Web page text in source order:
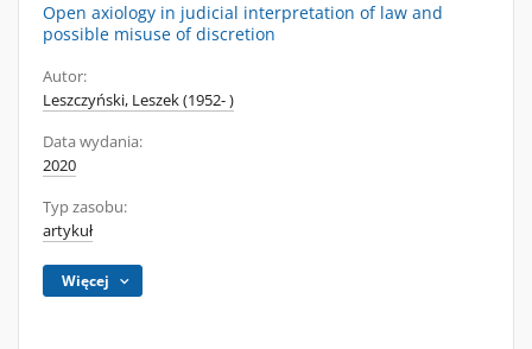
Open axiology in judicial interpretation of law and
possible misuse of discretion
Autor:
Leszczyński, Leszek (1952- )
Data wydania:
2020
Typ zasobu:
artykuł
Więcej